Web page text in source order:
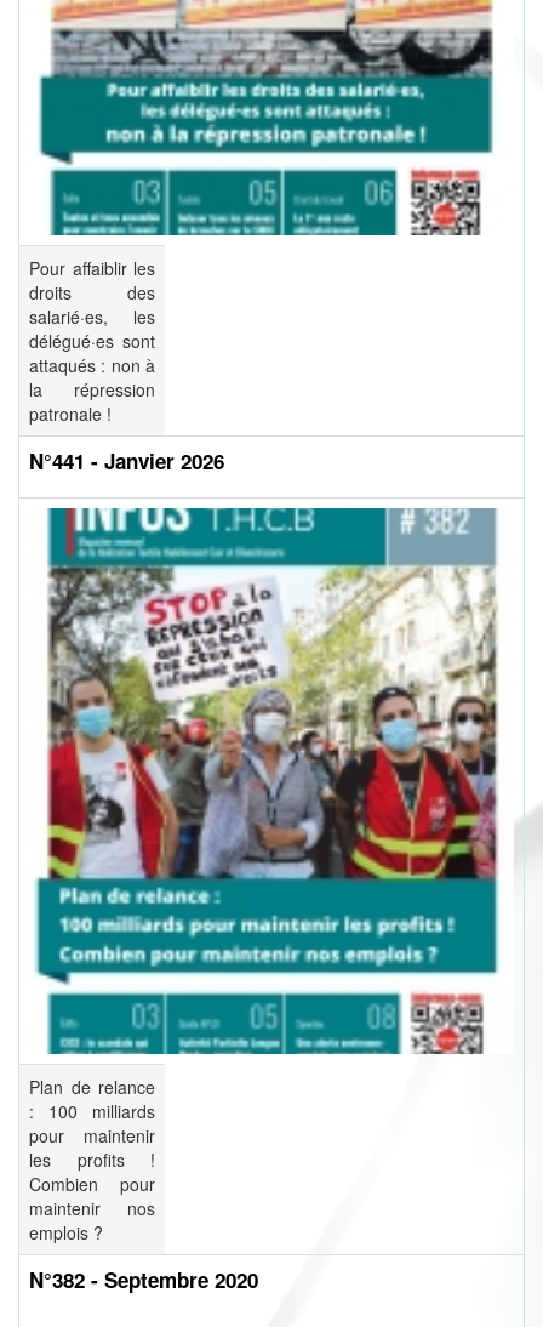
Pour affaiblir les
droits des
salarié·es, les
délégué·es sont
attaqués : non à
la répression
patronale !
N°441 - Janvier 2026
Plan de relance
: 100 milliards
pour maintenir
les profits !
Combien pour
maintenir nos
emplois ?
N°382 - Septembre 2020